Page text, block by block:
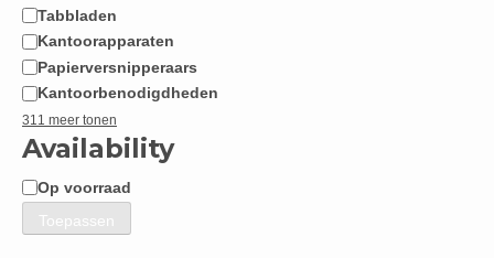
Tabbladen
Kantoorapparaten
Papierversnipperaars
Kantoorbenodigdheden
311 meer tonen
Availability
Beschikbaarheid
Op voorraad
Toepassen